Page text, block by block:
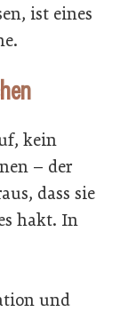
ist eines
kein
– der
dass sie
hakt. In
und